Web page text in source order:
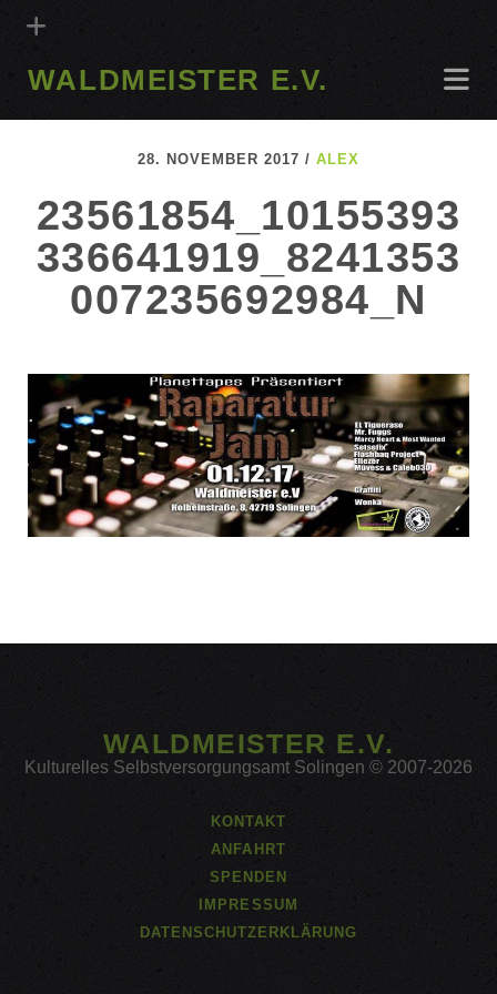
WALDMEISTER E.V.
28. NOVEMBER 2017 /ALEX
23561854_10155393
336641919_8241353
007235692984_N
WALDMEISTER E.V.
Kulturelles Selbstversorgungsamt Solingen © 2007-2026
KONTAKT
ANFAHRT
SPENDEN
IMPRESSUM
DATENSCHUTZERKLÄRUNG